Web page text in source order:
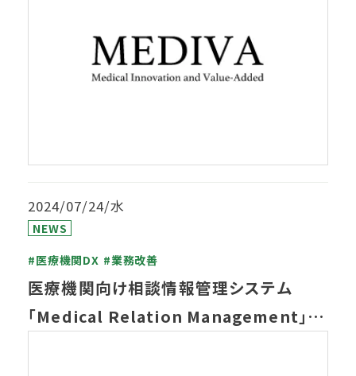
2024/07/24/水
NEWS
#医療機関DX #業務改善
医療機関向け相談情報管理システム
「Medical Relation Management」を